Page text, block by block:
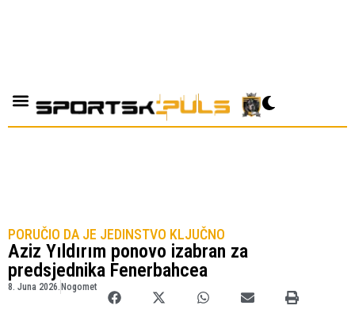
PORUČIO DA JE JEDINSTVO KLJUČNO
Aziz Yıldırım ponovo izabran za
predsjednika Fenerbahcea
8. Juna 2026.Nogomet